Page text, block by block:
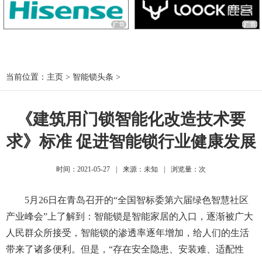
大咖秀
关于我们
锁信通
当前位置： 主页 > 智能锁头条 >
《建筑用门锁智能化改造技术要
求》标准 促进智能锁行业健康发展
时间：2021-05-27 来源：未知 浏览量： 次
5月26日在青岛召开的“全国智标委第六届绿色智慧社区
产业峰会”上了解到：智能锁是智能家居的入口，逐渐被广大
人民群众所接受，智能锁的渗透率逐年增加，给人们的生活
带来了诸多便利。但是，“存在安全隐患、安装难、适配性